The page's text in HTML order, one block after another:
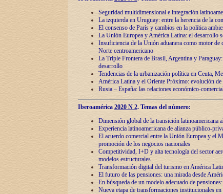
Seguridad multidimensional e integración
La izquierda en Uruguay: entre la herencia de lа
El consenso de París y cambios en la política
La Unión Europea y América Latina: el desarrollo
Insuficiencia de la Unión aduanera como motor
Norte centroamericano
La Triple Frontera de Brasil, Argentina y
desarrollo
Tendencias de la urbanización política en Ceuta,
América Latina y el Oriente Próximo: evolución de
Rusia – España: las relaciones económico-
Iberoamérica 2020 N 2.Temas del número:
Dimensión global de la transición latinoamericana
Experiencia latinoamericana de alianza público-
El acuerdo comercial entre la Unión Europea y el
promoción de los negocios nacionales
Competitividad, I+D y alta tecnología del sector
modelos estructurales
Transformación digital del turismo en América
El futuro de las pensiones: una mirada desde
En búsqueda de un modelo adecuado de
Nueva etapa de transformaciones institucionales en